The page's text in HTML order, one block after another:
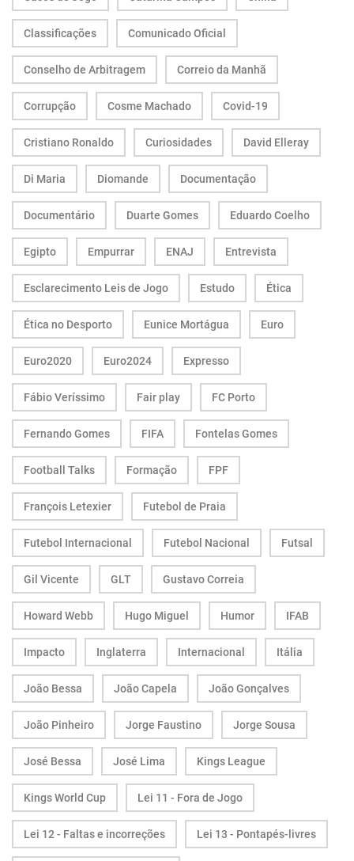
Classificações Comunicado Oficial
Conselho de Arbitragem Correio da Manhã
Corrupção Cosme Machado Covid-19
Cristiano Ronaldo Curiosidades David Elleray
Di Maria Diomande Documentação
Documentário Duarte Gomes Eduardo Coelho
Egipto Empurrar ENAJ Entrevista
Esclarecimento Leis de Jogo Estudo Ética
Ética no Desporto Eunice Mortágua Euro
Euro2020 Euro2024 Expresso
Fábio Veríssimo Fair play FC Porto
Fernando Gomes FIFA Fontelas Gomes
Football Talks Formação FPF
François Letexier Futebol de Praia
Futebol Internacional Futebol Nacional Futsal
Gil Vicente GLT Gustavo Correia
Howard Webb Hugo Miguel Humor IFAB
Impacto Inglaterra Internacional Itália
João Bessa João Capela João Gonçalves
João Pinheiro Jorge Faustino Jorge Sousa
José Bessa José Lima Kings League
Kings World Cup Lei 11 - Fora de Jogo
Lei 12 - Faltas e incorreções Lei 13 - Pontapés-livres